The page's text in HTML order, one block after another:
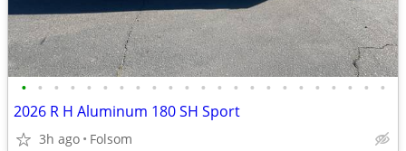
• • • • • • • • • • • • • • • • • • • • • • •
2026 R H Aluminum 180 SH Sport
3h ago Folsom